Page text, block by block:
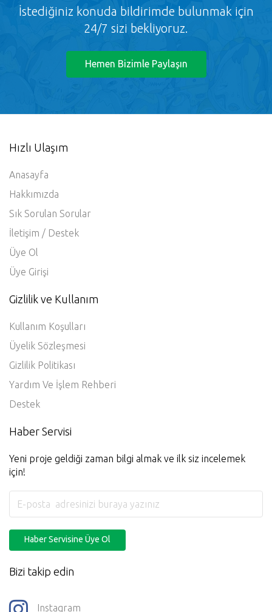
İstediğiniz konuda bildirimde bulunmak için
24/7 sizi bekliyoruz.
Hemen Bizimle Paylaşın
Hızlı Ulaşım
Anasayfa
Hakkımızda
Sık Sorulan Sorular
İletişim / Destek
Üye Ol
Üye Girişi
Gizlilik ve Kullanım
Kullanım Koşulları
Üyelik Sözleşmesi
Gizlilik Politikası
Yardım Ve İşlem Rehberi
Destek
Haber Servisi
Yeni proje geldiği zaman bilgi almak ve ilk siz incelemek
için!
Haber Servisine Üye Ol
Bizi takip edin
Instagram